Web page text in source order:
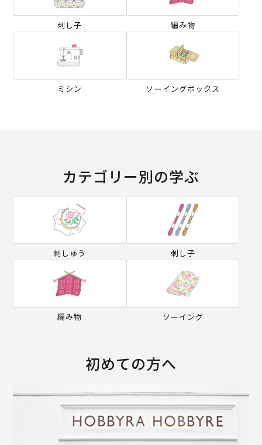
刺し子 編み物
ミシン ソーイングボックス
カテゴリー別の学ぶ
刺しゅう 刺し子
編み物 ソーイング
初めての方へ